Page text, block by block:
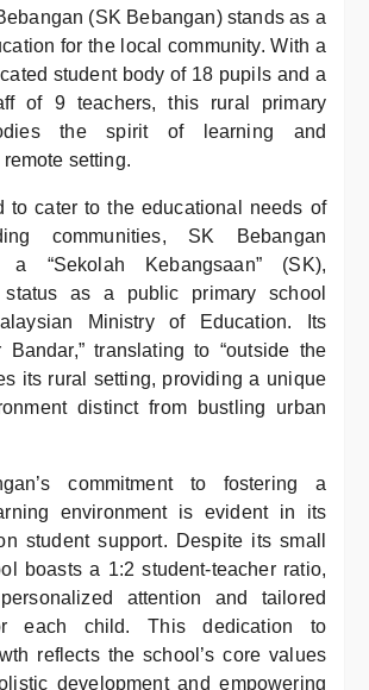
(SK Bebangan) stands as a
for the local community. With a
student body of 18 pupils and a
of 9 teachers, this rural primary
the spirit of learning and
setting.
to cater to the educational needs of
communities, SK Bebangan
“Sekolah Kebangsaan” (SK),
as a public primary school
Ministry of Education. Its
Bandar,” translating to “outside the
its rural setting, providing a unique
distinct from bustling urban
commitment to fostering a
environment is evident in its
student support. Despite its small
boasts a 1:2 student-teacher ratio,
attention and tailored
each child. This dedication to
reflects the school’s core values
development and empowering